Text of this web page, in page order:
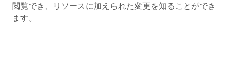
閲覧でき、リソースに加えられた変更を知ることができ
ます。